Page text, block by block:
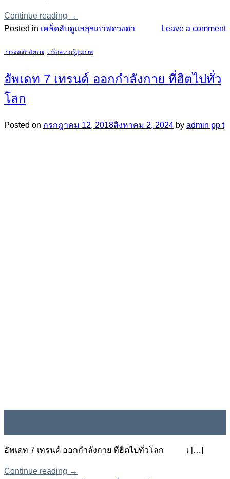
Continue reading →
Posted in เคล็ดลับดูแลสุขภาพดวงตา Leave a comment
การออกกำลังกาย เกร็ดความรู้สุขภาพ
อัพเดท 7 เทรนด์ ออกกำลังกาย ที่ฮิตไปทั่ว
โลก
Posted on กรกฎาคม 12, 2018สิงหาคม 2, 2024 by admin pp t
อัพเดท 7 เทรนด์ ออกกำลังกาย ที่ฮิตไปทั่วโลก เ […]
Continue reading →